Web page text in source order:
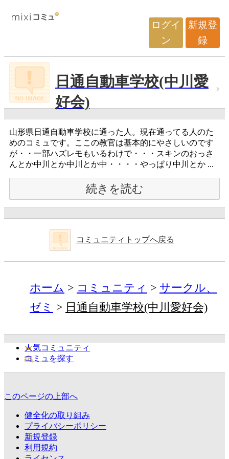
ログイ
ン
新規登
録
日通自動車学校(中川愛
好会)
山形県日通自動車学校に通った人。現在通ってる人のた
めのコミュです。ここの教官は基本的にやさしいのです
が・・一部ハズレモもいるわけで・・・スキンのおっさ
んとか中川とか中川とか中・・・・やっぱり中川とか ...
続きを読む
コミュニティトップへ戻る
ホーム コミュニティ
サークル、
ゼミ
日通自動車学校(中川愛好会)
人気コミュニティ
コミュを探す
このページの上部へ
健全化の取り組み
プライバシーポリシー
新規登録
利用規約